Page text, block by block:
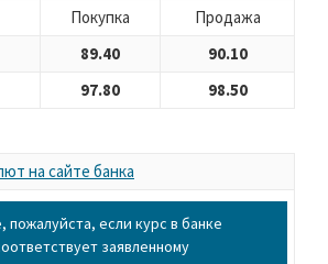
Покупка
Продажа
89.40
90.10
97.80 98.50
на сайте банка
пожалуйста, если курс в банке
заявленному